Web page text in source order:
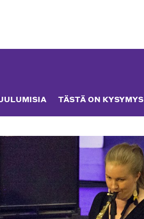
TÄSTÄ ON KYSYMYS